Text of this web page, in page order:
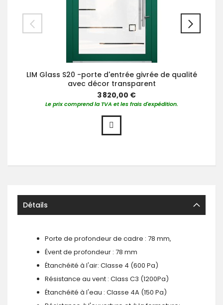
LIM Glass S20 -porte d'entrée givrée de qualité
avec décor transparent
3 820,00 €
Le prix comprend la TVA et les frais d'expédition.
Détails